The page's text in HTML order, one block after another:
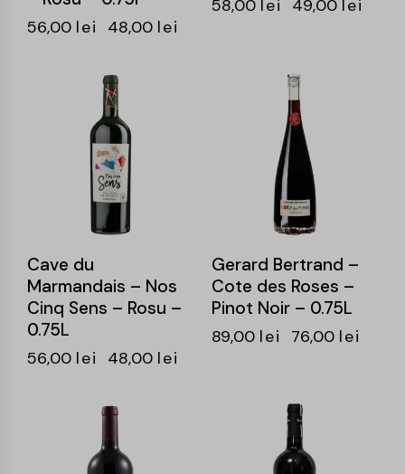
56,00 lei 48,00 lei
58,00 lei 49,00 lei
Cave du
Marmandais – Nos
Cinq Sens – Rosu –
0.75L
56,00 lei 48,00 lei
Gerard Bertrand –
Cote des Roses –
Pinot Noir – 0.75L
89,00 lei 76,00 lei